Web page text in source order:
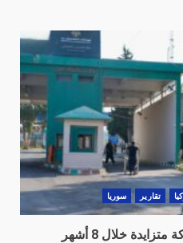
تقارير سوريا
خلال 8 أشهر